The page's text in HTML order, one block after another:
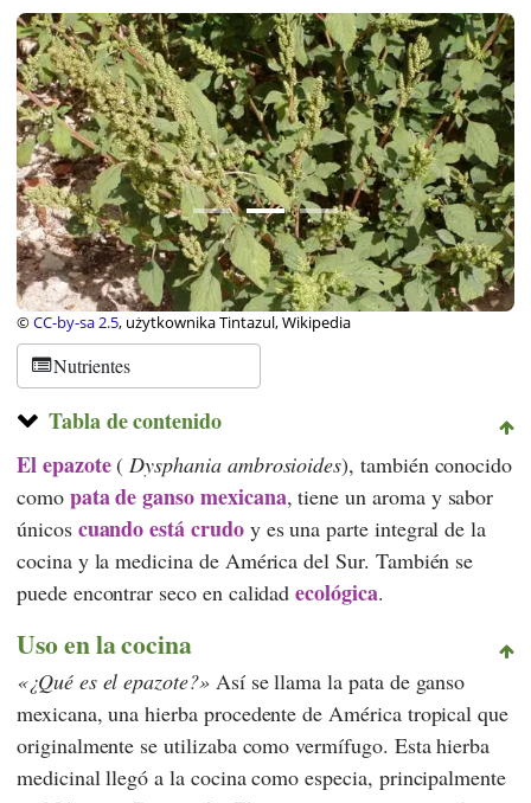
©CC-by-sa 2.5, użytkownika Tintazul, Wikipedia
Nutrientes
Tabla de contenido
El epazote( Dysphania ambrosioides), también conocido
como pata de ganso mexicana, tiene un aroma y sabor
únicos cuando está crudoy es una parte integral de la
cocina y la medicina de América del Sur. También se
puede encontrar seco en calidadecológica.
Uso en la cocina
¿Qué es el epazote? Así se llama la pata de ganso
mexicana, una hierba procedente de América tropical que
originalmente se utilizaba como vermífugo. Esta hierba
medicinal llegó a la cocina como especia, principalmente